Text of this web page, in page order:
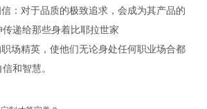
信：对于品质的极致追求，会成为其产品的
递给那些身着比耶拉世家
职场精英，使他们无论身处任何职业场合都
和智慧。